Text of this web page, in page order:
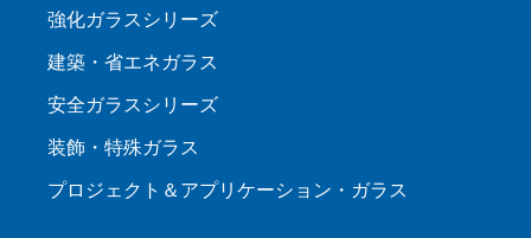
強化ガラスシリーズ
建築・省エネガラス
安全ガラスシリーズ
装飾・特殊ガラス
プロジェクト＆アプリケーション・ガラス